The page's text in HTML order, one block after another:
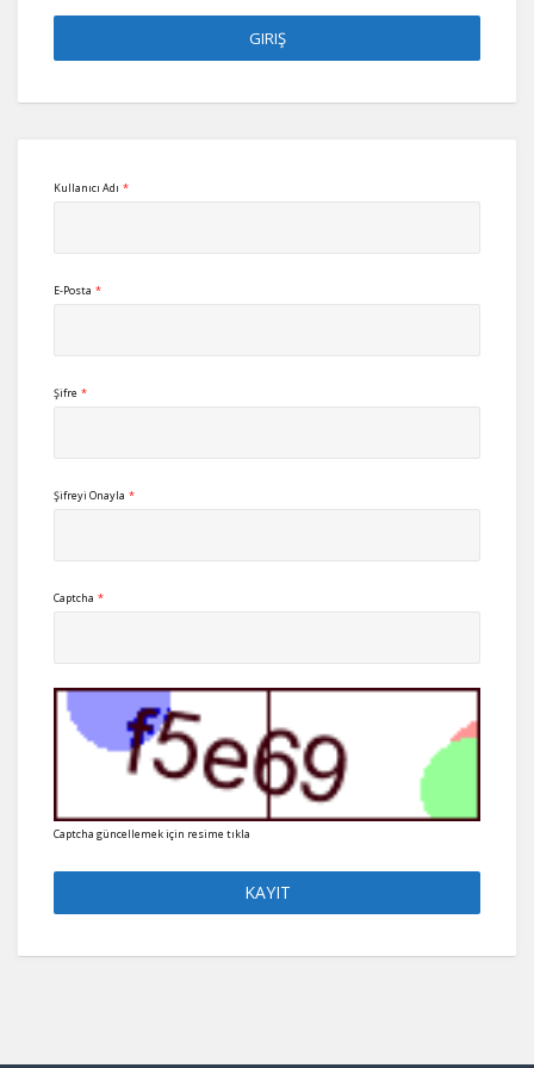
Kullanıcı Adı *
E-Posta *
Şifre *
Şifreyi Onayla *
Captcha *
Captcha güncellemek için resime tıkla